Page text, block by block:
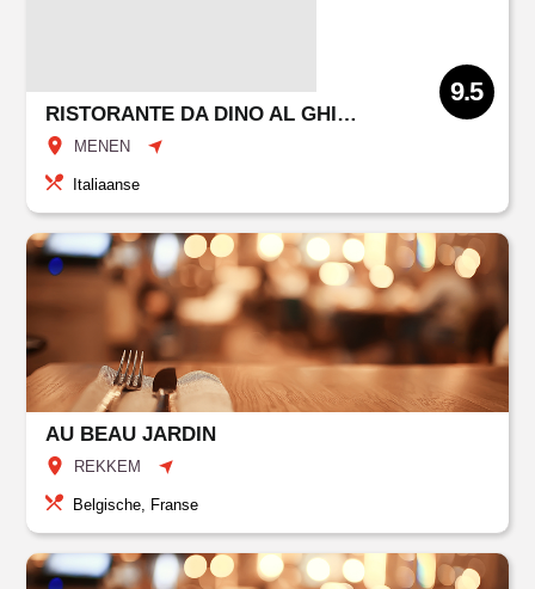
RISTORANTE DA DINO AL GHIOTTONE
MENEN
9.5
Italiaanse
AU BEAU JARDIN
REKKEM
Belgische, Franse